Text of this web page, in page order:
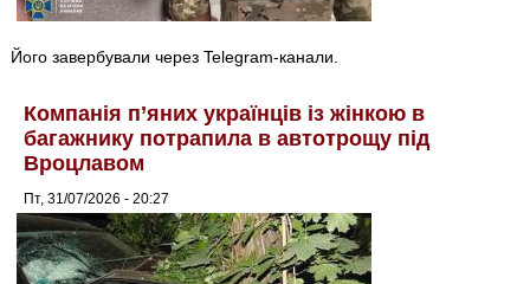
Його завербували через Telegram-канали.
Компанія п’яних українців із жінкою в
багажнику потрапила в автотрощу під
Вроцлавом
Пт, 31/07/2026 - 20:27